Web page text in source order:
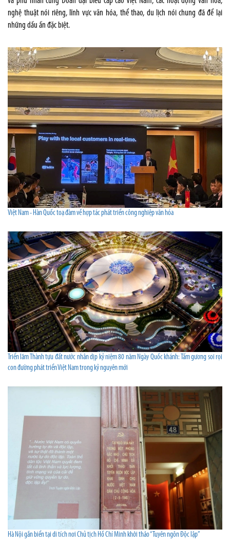
nghệ thuật nói riêng, lĩnh vực văn hóa, thể thao, du lịch nói chung đã để lại
những dấu ấn đặc biệt.
Việt Nam - Hàn Quốc toạ đàm về hợp tác phát triển công nghiệp văn hóa
Triển lãm Thành tựu đất nước nhân dịp kỷ niệm 80 năm Ngày Quốc khánh: Tấm gương soi rọi
con đường phát triển Việt Nam trong kỷ nguyên mới
Hà Nội gắn biển tại di tích nơi Chủ tịch Hồ Chí Minh khởi thảo “Tuyên ngôn Độc lập”